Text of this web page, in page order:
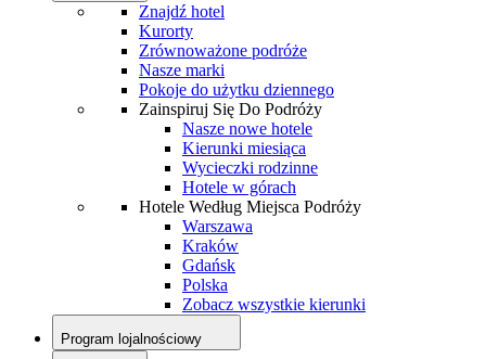
Znajdź hotel
Kurorty
Zrównoważone podróże
Nasze marki
Pokoje do użytku dziennego
Zainspiruj Się Do Podróży
Nasze nowe hotele
Kierunki miesiąca
Wycieczki rodzinne
Hotele w górach
Hotele Według Miejsca Podróży
Warszawa
Kraków
Gdańsk
Polska
Zobacz wszystkie kierunki
Program lojalnościowy